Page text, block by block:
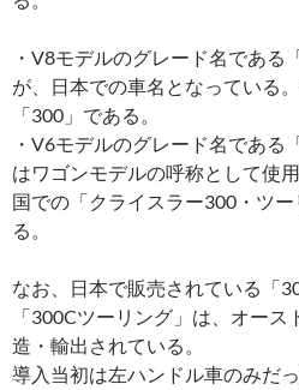
・V8モデルのグレード名である
が、日本での車名となっている
「300」である。
・V6モデルのグレード名である
はワゴンモデルの呼称として使
国での「クライスラー300・ツ
る。
なお、日本で販売されている「
「300Cツーリング」は、オー
造・輸出されている。
導入当初は左ハンドル車のみだ